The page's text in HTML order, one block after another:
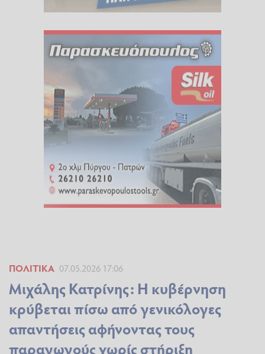
ΠΟΛΙΤΙΚΆ 07.05.2026 17:06
Μιχάλης Κατρίνης: Η κυβέρνηση
κρύβεται πίσω από γενικόλογες
απαντήσεις αφήνοντας τους
παραγωγούς χωρίς στήριξη